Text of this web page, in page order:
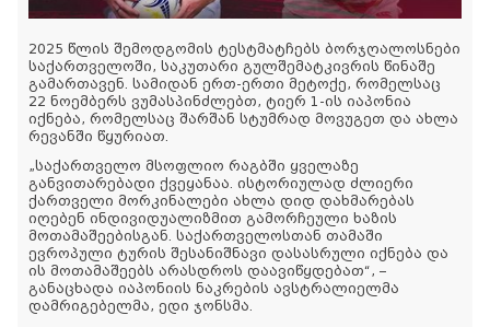
2025 წლის შემოდგომის ტესტმატჩებს ბორჯღალოსნები
საქართველოში, საკუთარი გულშემატკივრის წინაშე
გამართავენ. სამიდან ერთ-ერთი მეტოქე, რომელსაც
22 ნოემბერს ვუმასპინძლებთ, ტიერ 1-ის იაპონია
იქნება, რომელსაც შარშან სტუმრად მოვუგეთ და ახლა
რევანში წყურიათ.
„საქართველო მსოფლიო რაგბში ყველაზე
განვითარებადი ქვეყანაა. ისტორიულად ძლიერი
ქართველი მორკინალები ახლა დიდ დახმარებას
იღებენ ინდივიდუალიზმით გამორჩეული ხაზის
მოთამაშეებისგან. საქართველოსთან თამაში
ევროპული ტურის შესანიშნავი დასასრული იქნება და
ის მოთამაშეებს არასდროს დაავიწყდებათ“, –
განაცხადა იაპონიის ნაკრების ავსტრალიელმა
დამრიგებელმა, ედი ჯონსმა.